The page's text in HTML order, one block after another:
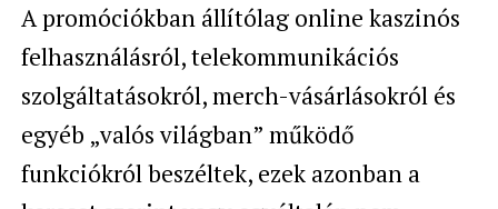
A promóciókban állítólag online kaszinós
felhasználásról, telekommunikációs
szolgáltatásokról, merch-vásárlásokról és
egyéb „valós világban” működő
funkciókról beszéltek, ezek azonban a